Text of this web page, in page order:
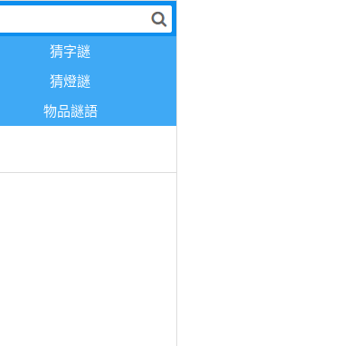
猜字謎
猜燈謎
物品謎語